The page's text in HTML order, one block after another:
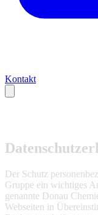
Kontakt
Der Schutz
Gruppe ein wichtiges
genannte Donau
Webseiten in